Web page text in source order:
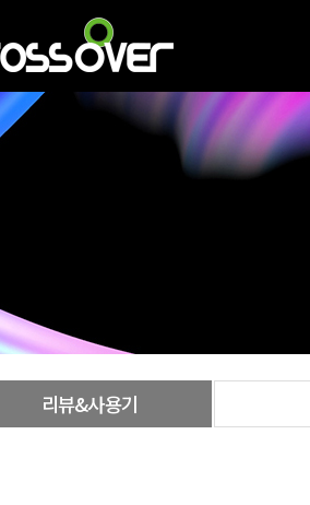
리뷰&사용기